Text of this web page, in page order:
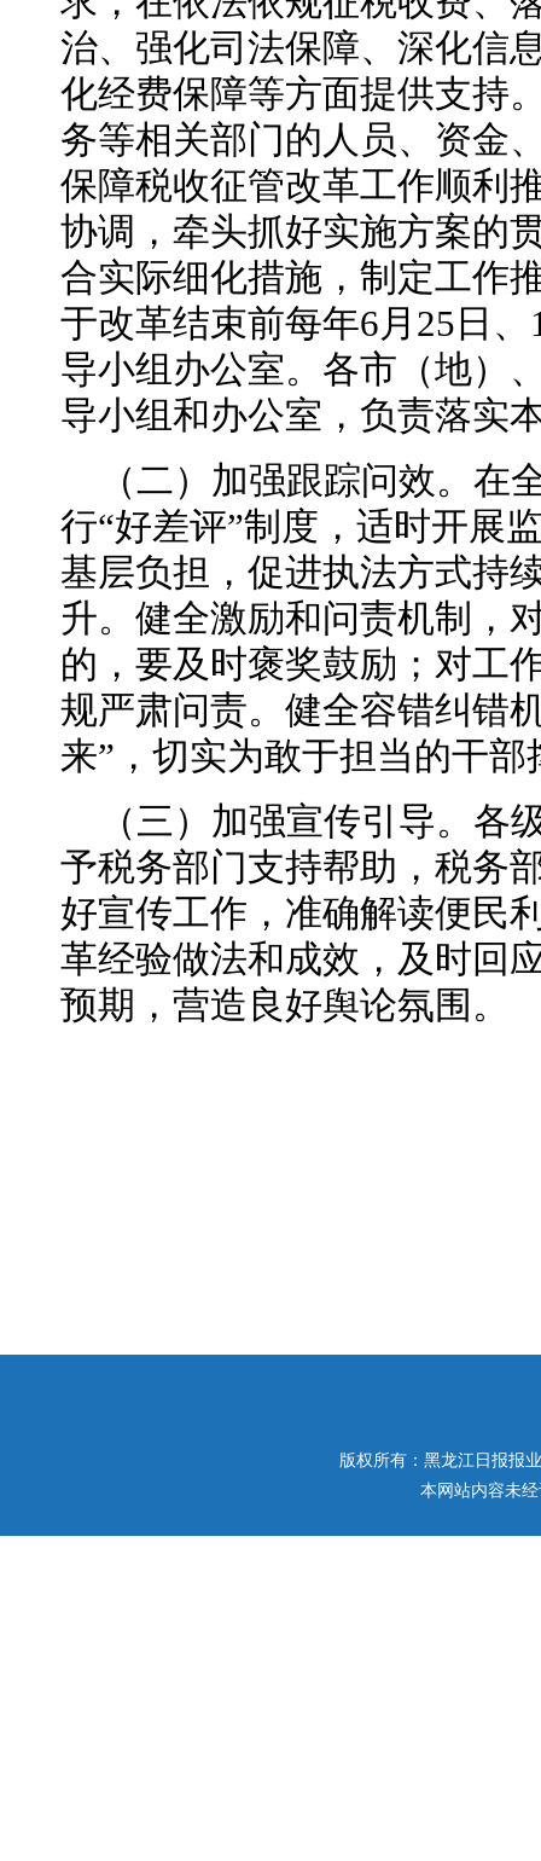
治、强化司法保障、深化信
化经费保障等方面提供支持
务等相关部门的人员、资金
保障税收征管改革工作顺利
协调，牵头抓好实施方案的
合实际细化措施，制定工作
于改革结束前每年6月25日
导小组办公室。各市（地）
导小组和办公室，负责落实
（二）加强跟踪问效。在
行“好差评”制度，适时开展
基层负担，促进执法方式持
升。健全激励和问责机制，
的，要及时褒奖鼓励；对工
规严肃问责。健全容错纠错
来”，切实为敢于担当的干部
（三）加强宣传引导。各
予税务部门支持帮助，税务
好宣传工作，准确解读便民
革经验做法和成效，及时回
预期，营造良好舆论氛围。
版权所有：黑龙江日报报
本网站内容未